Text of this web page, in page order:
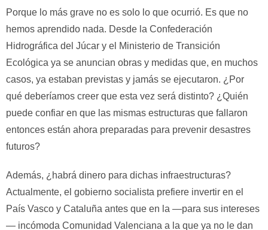
Porque lo más grave no es solo lo que ocurrió. Es que no
hemos aprendido nada. Desde la Confederación
Hidrográfica del Júcar y el Ministerio de Transición
Ecológica ya se anuncian obras y medidas que, en muchos
casos, ya estaban previstas y jamás se ejecutaron. ¿Por
qué deberíamos creer que esta vez será distinto? ¿Quién
puede confiar en que las mismas estructuras que fallaron
entonces están ahora preparadas para prevenir desastres
futuros?
Además, ¿habrá dinero para dichas infraestructuras?
Actualmente, el gobierno socialista prefiere invertir en el
País Vasco y Cataluña antes que en la —para sus intereses
— incómoda Comunidad Valenciana a la que ya no le dan